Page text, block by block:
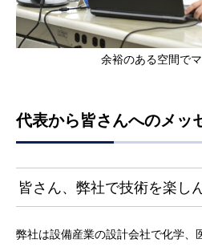
余裕のある空間で
代表から皆さんへのメッ
皆さん、弊社で技術を楽し
弊社は設備産業の設計会社で化学、